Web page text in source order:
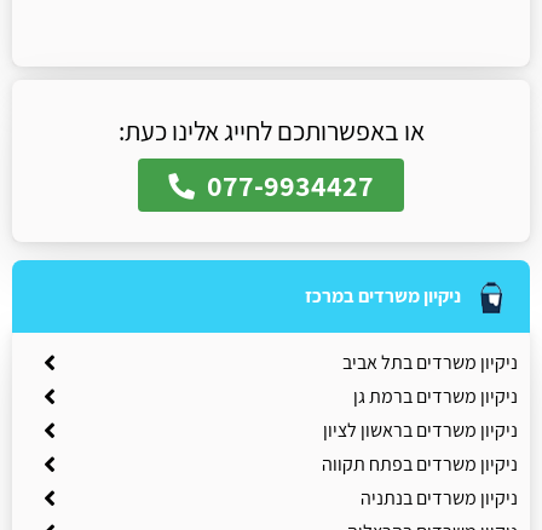
או באפשרותכם לחייג אלינו כעת:
077-9934427
ניקיון משרדים במרכז
ניקיון משרדים בתל אביב
ניקיון משרדים ברמת גן
ניקיון משרדים בראשון לציון
ניקיון משרדים בפתח תקווה
ניקיון משרדים בנתניה